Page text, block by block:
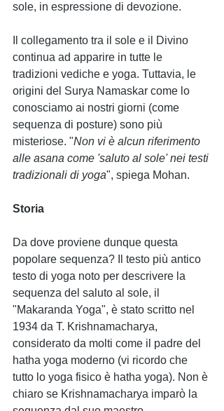
sole, in espressione di devozione.
Il collegamento tra il sole e il Divino
continua ad apparire in tutte le
tradizioni vediche e yoga. Tuttavia, le
origini del Surya Namaskar come lo
conosciamo ai nostri giorni (come
sequenza di posture) sono più
misteriose. "Non vi è alcun riferimento
alle asana come 'saluto al sole' nei testi
tradizionali di yoga", spiega Mohan.
Storia
Da dove proviene dunque questa
popolare sequenza? Il testo più antico
testo di yoga noto per descrivere la
sequenza del saluto al sole, il
"Makaranda Yoga", è stato scritto nel
1934 da T. Krishnamacharya,
considerato da molti come il padre del
hatha yoga moderno (vi ricordo che
tutto lo yoga fisico è hatha yoga). Non è
chiaro se Krishnamacharya imparò la